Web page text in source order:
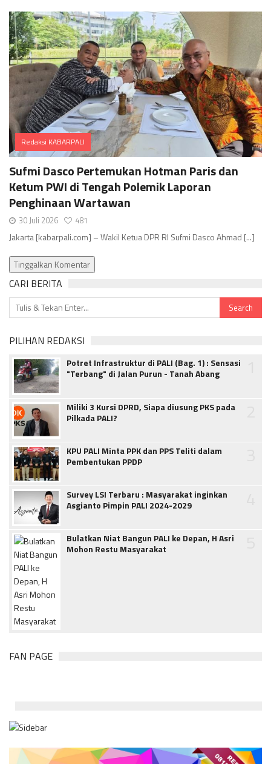
Redaksi KABARPALI
Comments
Sufmi Dasco Pertemukan Hotman Paris dan
Ketum PWI di Tengah Polemik Laporan
Penghinaan Wartawan
30 Juli 2026 481
Jakarta [kabarpali.com] – Wakil Ketua DPR RI Sufmi Dasco Ahmad [...]
Tinggalkan Komentar
CARI BERITA
PILIHAN REDAKSI
Potret Infrastruktur di PALI (Bag. 1) : Sensasi
"Terbang" di Jalan Purun - Tanah Abang
Miliki 3 Kursi DPRD, Siapa diusung PKS pada
Pilkada PALI?
KPU PALI Minta PPK dan PPS Teliti dalam
Pembentukan PPDP
Survey LSI Terbaru : Masyarakat inginkan
Asgianto Pimpin PALI 2024-2029
Bulatkan Niat Bangun PALI ke Depan, H Asri
Mohon Restu Masyarakat
FAN PAGE